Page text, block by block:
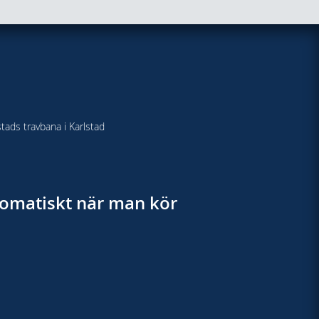
travbana i Karlstad
när man kör